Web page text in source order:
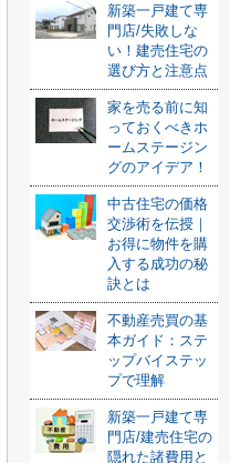
新築一戸建て専
門店/失敗しな
い！建売住宅の
選び方と注意点
家を売る前に知
っておくべきホ
ームステージン
グのアイデア！
中古住宅の価格
交渉術を伝授｜
お得に物件を購
入する成功の秘
訣とは
不動産売買の基
本ガイド：ステ
ップバイステッ
プで理解
新築一戸建て専
門店/建売住宅の
隠れた諸費用と